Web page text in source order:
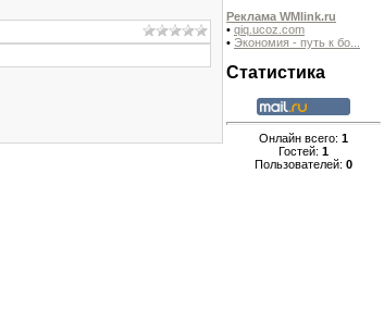
Реклама WMlink.ru
• qiq.ucoz.com
• Экономия - путь к бо...
Статистика
Онлайн всего: 1
Гостей: 1
Пользователей: 0